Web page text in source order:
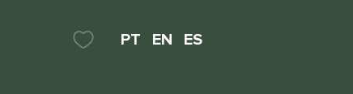
PT EN ES